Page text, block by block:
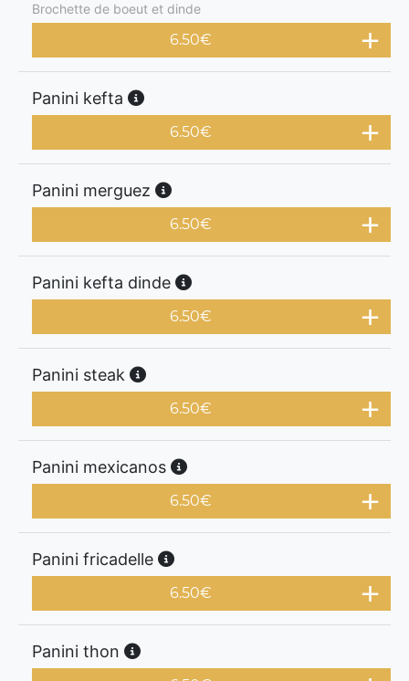
Brochette de boeut et dinde
6.50€
Panini kefta
6.50€
Panini merguez
6.50€
Panini kefta dinde
6.50€
Panini steak
6.50€
Panini mexicanos
6.50€
Panini fricadelle
6.50€
Panini thon